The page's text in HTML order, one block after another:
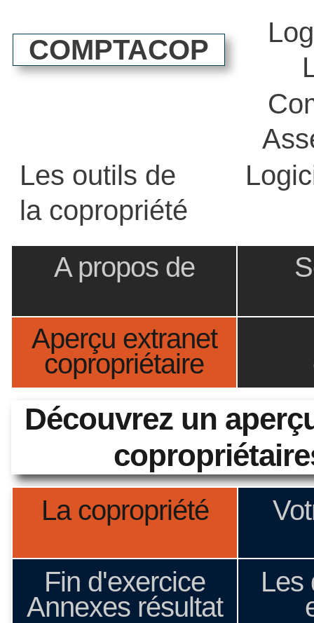
COMPTACOP
Les outils de
la copropriété
A propos de
Aperçu extranet
copropriétaire
Découvrez un
La copropriété
Fin d'exercice
Annexes résultat
Les